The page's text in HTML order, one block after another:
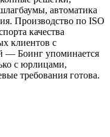
автоматика
Производство по ISO
качества
клиентов с
— Боинг упоминается
с юрлицами,
требования готова.